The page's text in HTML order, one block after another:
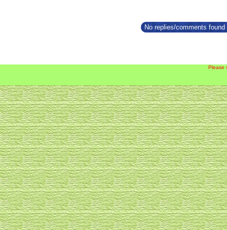
No replies/comments
Please